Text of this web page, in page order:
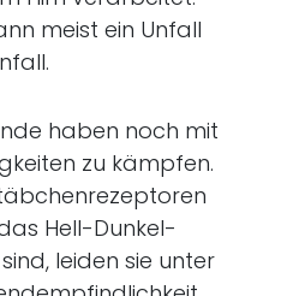
meist ein Unfall
haben noch mit
zu kämpfen.
Hell-Dunkel-
leiden sie unter